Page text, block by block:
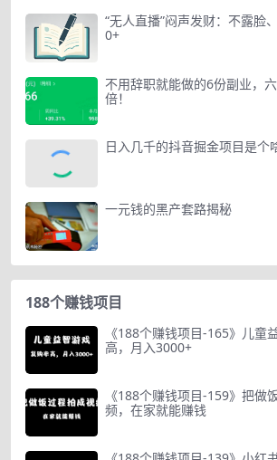
“无人直播”闷声发财：不露脸
0+
不用辞职就能做的6份副业，
倍！
日入几千的抖音掘金项目是个
一元钱的黑产套路揭秘
188个赚钱项目
《188个赚钱项目-165》儿童
高，月入3000+
《188个赚钱项目-159》把做
频，在家就能赚钱